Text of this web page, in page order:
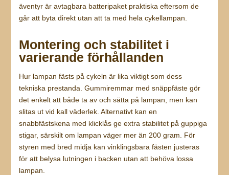
äventyr är avtagbara batteripaket praktiska eftersom de
går att byta direkt utan att ta med hela cykellampan.
Montering och stabilitet i
varierande förhållanden
Hur lampan fästs på cykeln är lika viktigt som dess
tekniska prestanda. Gummiremmar med snäppfäste gör
det enkelt att både ta av och sätta på lampan, men kan
slitas ut vid kall väderlek. Alternativt kan en
snabbfästskena med klicklås ge extra stabilitet på guppiga
stigar, särskilt om lampan väger mer än 200 gram. För
styren med bred midja kan vinklingsbara fästen justeras
för att belysa lutningen i backen utan att behöva lossa
lampan.